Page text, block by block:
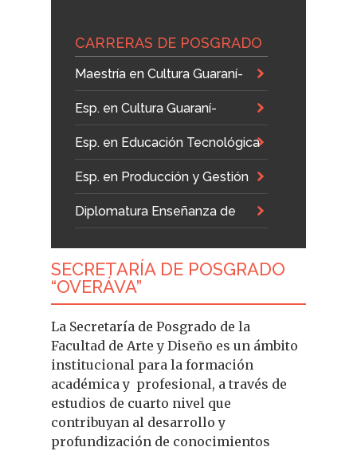
CARRERAS DE POSGRADO
Maestría en Cultura Guaraní-
Jesuítica
Esp. en Cultura Guaraní-
Jesuítica
Esp. en Educación Tecnológica
Esp. en Producción y Gestión
en Artes Visuales
Diplomatura Enseñanza de
SECRETARÍA DE POSGRADO
“OVERÁVA”
La Secretaría de Posgrado de la
Facultad de Arte y Diseño es un ámbito
institucional para la formación
académica y profesional, a través de
estudios de cuarto nivel que
contribuyan al desarrollo y
profundización de conocimientos